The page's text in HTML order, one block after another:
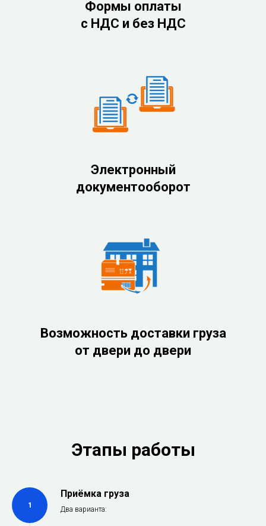
Формы оплаты
с НДС и без НДС
Электронный
документооборот
Возможность доставки груза
от двери до двери
Этапы работы
1
Приёмка груза
Два варианта: